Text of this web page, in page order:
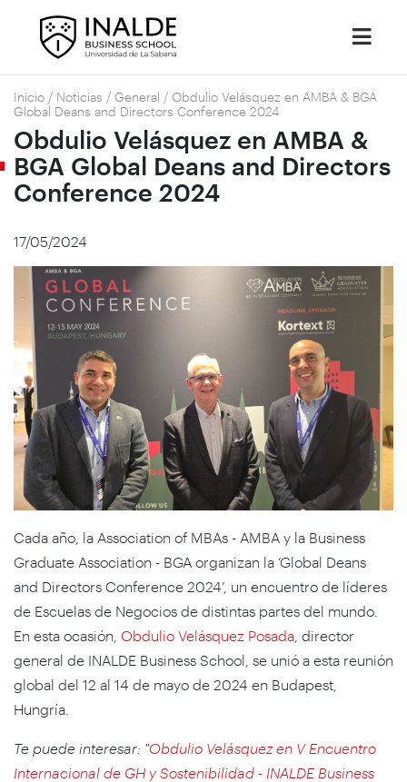
Inicio / Noticias / General / Obdulio Velásquez en AMBA & BGA
Global Deans and Directors Conference 2024
Obdulio Velásquez en AMBA &
BGA Global Deans and Directors
Conference 2024
17/05/2024
Cada año, la Association of MBAs - AMBA y la Business
Graduate Association - BGA organizan la ‘Global Deans
and Directors Conference 2024’, un encuentro de líderes
de Escuelas de Negocios de distintas partes del mundo.
En esta ocasión, Obdulio Velásquez Posada , director
general de INALDE Business School, se unió a esta reunión
global del 12 al 14 de mayo de 2024 en Budapest,
Hungría.
Te puede interesar: "Obdulio Velásquez en V Encuentro
Internacional de GH y Sostenibilidad - INALDE Business